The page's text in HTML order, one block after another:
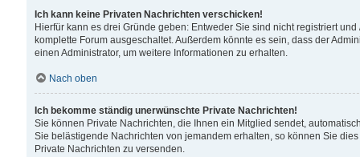
Ich kann keine Privaten Nachrichten verschicken!
Hierfür kann es drei Gründe geben: Entweder Sie sind nicht registriert
komplette Forum ausgeschaltet. Außerdem könnte es sein, dass der
einen Administrator, um weitere Informationen zu erhalten.
Nach oben
Ich bekomme ständig unerwünschte Private Nachrichten!
Sie können Private Nachrichten, die Ihnen ein Mitglied sendet,
Sie belästigende Nachrichten von jemandem erhalten, so können Sie
Private Nachrichten zu versenden.